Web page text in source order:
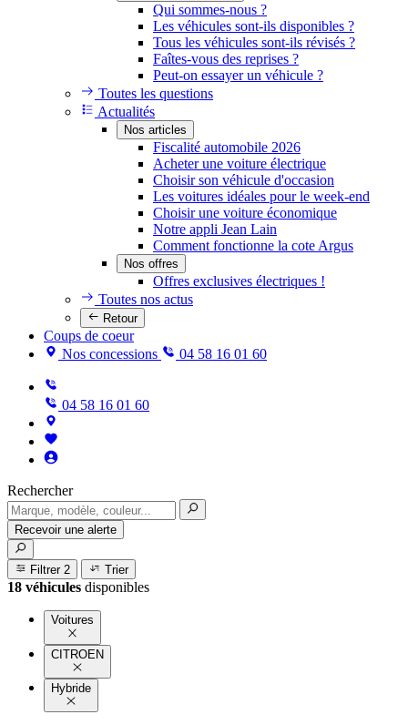
Qui sommes-nous ?
Les véhicules sont-ils disponibles ?
Tous les véhicules sont-ils révisés ?
Faîtes-vous des reprises ?
Peut-on essayer un véhicule ?
Toutes les questions
Actualités
Nos articles
Fiscalité automobile 2026
Acheter une voiture électrique
Choisir son véhicule d'occasion
Les voitures idéales pour le week-end
Choisir une voiture économique
Notre appli Jean Lain
Comment fonctionne la cote Argus
Nos offres
Offres exclusives électriques !
Toutes nos actus
Retour
Coups de coeur
Nos concessions
04 58 16 01 60
04 58 16 01 60
Rechercher
Recevoir une alerte
Filtrer 2 Trier
18 véhicules disponibles
Voitures
CITROEN
Hybride